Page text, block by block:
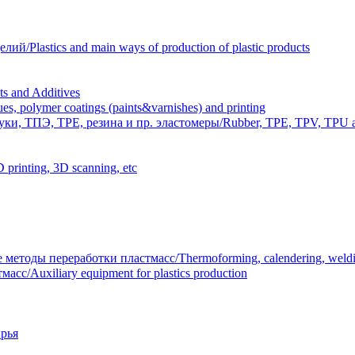
Plastics and main ways of production of plastic products
and Additives
polymer coatings (paints&varnishes) and printing
ТПЭ, TPE, резина и пр. эластомеры/Rubber, TPE, TPV, TPU
3D scanning, etc
переработки пластмасс/Thermoforming, calendering,
Auxiliary equipment for plastics production